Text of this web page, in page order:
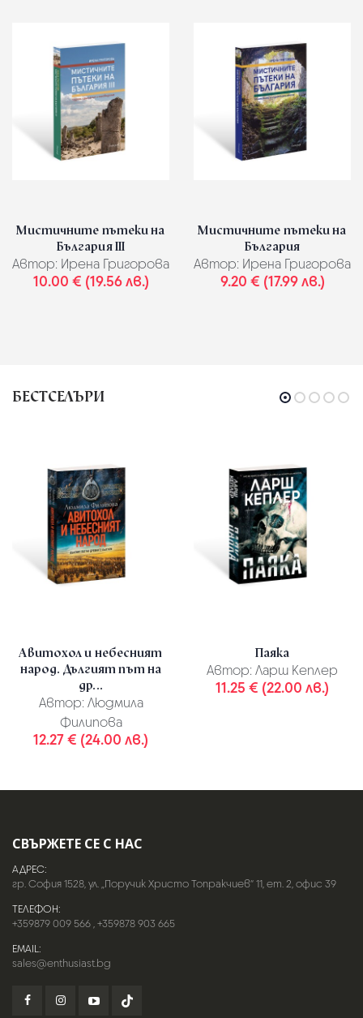
Мистичните пътеки на
България III
Автор: Ирена Григорова
10.00 € (19.56 лв.)
Мистичните пътеки на
България
Автор: Ирена Григорова
9.20 € (17.99 лв.)
БЕСТСЕЛЪРИ
Авитохол и небесният
народ. Дългият път на
др...
Автор: Людмила
Филипова
12.27 € (24.00 лв.)
Паяка
Автор: Ларш Кеплер
11.25 € (22.00 лв.)
СВЪРЖЕТЕ СЕ С НАС
АДРЕС:
гр. София 1528, ул. „Поручик Христо Топракчиев“ 11, ет. 2, офис 39
ТЕЛЕФОН:
+359879 009 566,+359878 903 665
EMAIL:
sales@enthusiast.bg